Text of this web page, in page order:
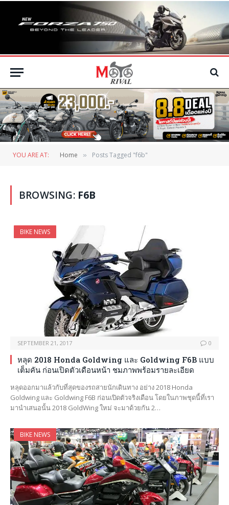
YOU ARE AT: Home » Posts Tagged "f6b"
BROWSING: F6B
BIKE NEWS
SEPTEMBER 21, 2017 0
หลุด 2018 Honda Goldwing และ Goldwing F6B แบบ
เต็มคัน ก่อนเปิดตัวเดือนหน้า ชมภาพพร้อมรายละเอียด
หลุดออกมาแล้วกับที่สุดของรถสายนักเดินทาง อย่าง 2018 Honda
Goldwing และ Goldwing F6B ก่อนเปิดตัวจริงเดือน โดยในภาพชุดนี้ที่เรา
มานำเสนอนั้น 2018 GoldWing ใหม่ จะมาด้วยกัน 2…
BIKE NEWS